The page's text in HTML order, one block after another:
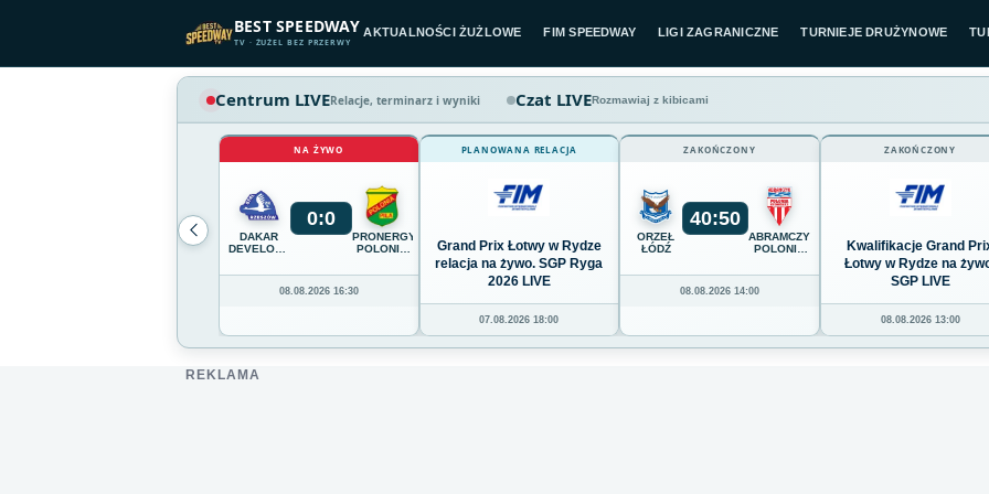
BEST SPEEDWAY
TV · ŻUŻEL BEZ PRZERWY
AKTUALNOŚCI ŻUŻLOWE FIM SPEEDWAY LIGI ZAGRANICZNE TURNIEJE DRUŻYNOWE
Centrum LIVERelacje, terminarz i wyniki Czat LIVERozmawiaj z kibicami
NA ŻYWO
DAKAR
DEVELOPMENT
RZESZÓW
0:0
PRONERGY
POLONIA
08.08.2026 16:30
PLANOWANA RELACJA
Grand Prix Łotwy w Rydze
relacja na żywo. SGP Ryga
2026 LIVE
07.08.2026 18:00
ZAKOŃCZONY
ORZEŁ
ŁÓDŹ
40:50
ABRAMCZYK
POLONIA
08.08.2026 14:00
ZAKOŃCZONY
Kwalifikacje Grand
Łotwy w Rydze na
SGP LIVE
08.08.2026 13:00
REKLAMA